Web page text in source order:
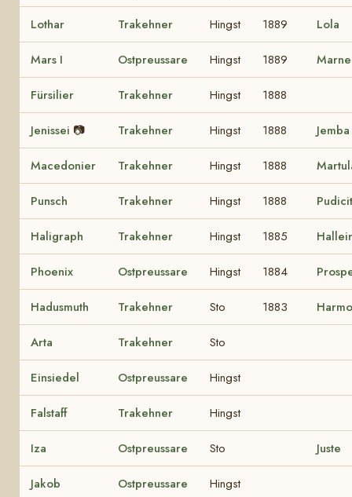
Lothar Trakehner Hingst 1889 Lola
Mars I Ostpreussare Hingst 1889 Marne
Fürsilier Trakehner Hingst 1888
Jenissei 📷 Trakehner Hingst 1888 Jemba
Macedonier Trakehner Hingst 1888
Punsch Trakehner Hingst 1888
Haligraph Trakehner Hingst 1885
Phoenix Ostpreussare Hingst 1884
Hadusmuth Trakehner Sto 1883
Arta Trakehner Sto
Einsiedel Ostpreussare Hingst
Falstaff Trakehner Hingst
Iza Ostpreussare Sto Juste
Jakob Ostpreussare Hingst